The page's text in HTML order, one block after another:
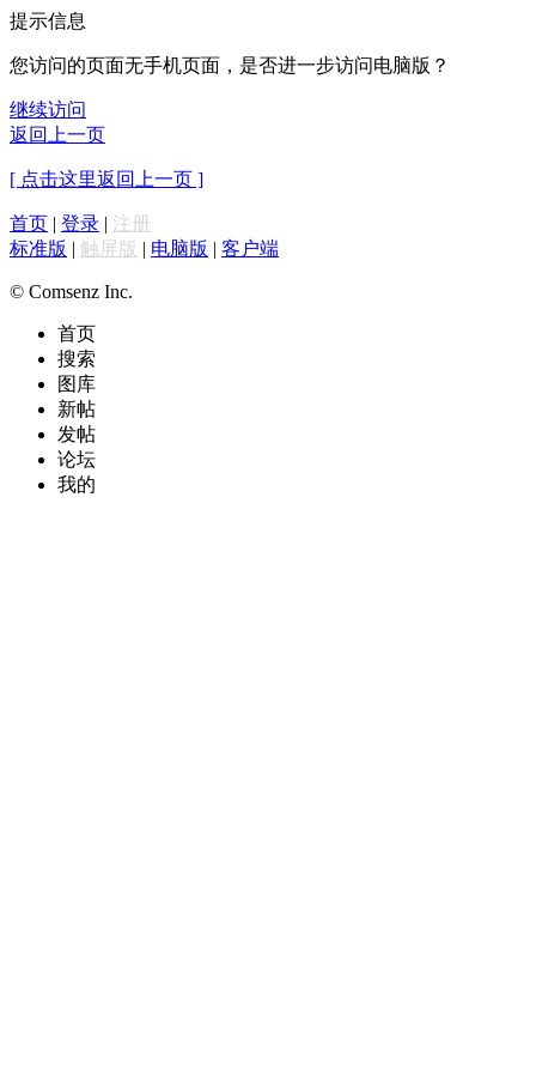
提示信息
您访问的页面无手机页面，是否进一步访问电脑版？
继续访问
返回上一页
[ 点击这里返回上一页 ]
首页 | 登录 | 注册
标准版 | 触屏版 | 电脑版 | 客户端
© Comsenz Inc.
首页
搜索
图库
新帖
发帖
论坛
我的